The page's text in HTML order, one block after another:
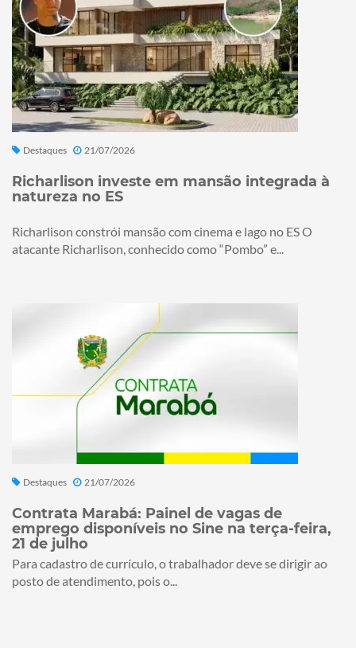
Destaques 21/07/2026
Richarlison investe em mansão integrada à
natureza no ES
Richarlison constrói mansão com cinema e lago no ES O
atacante Richarlison, conhecido como “Pombo” e...
Destaques 21/07/2026
Contrata Marabá: Painel de vagas de
emprego disponíveis no Sine na terça-feira,
21 de julho
Para cadastro de currículo, o trabalhador deve se dirigir ao
posto de atendimento, pois o...